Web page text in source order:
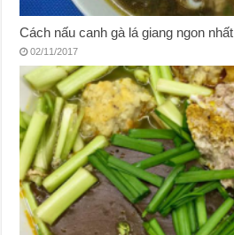
Cách nấu canh gà lá giang ngon nhất
02/11/2017